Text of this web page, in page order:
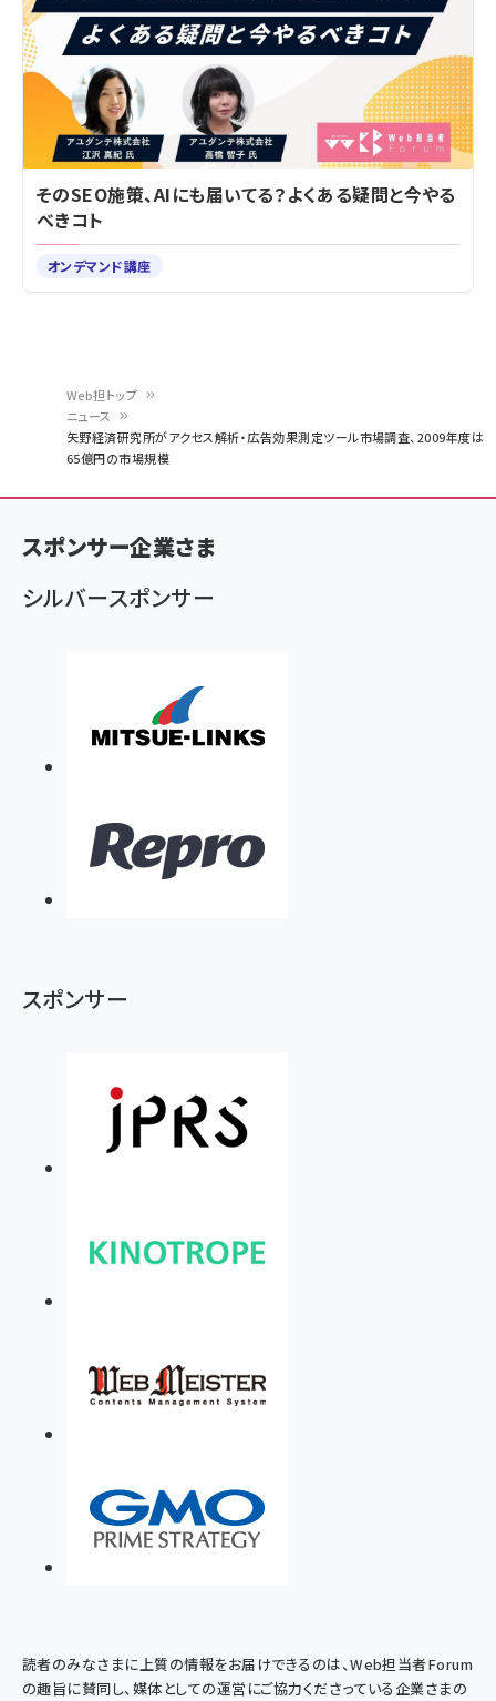
く
ず
Web担トップ
ニュース
矢野経済研究所がアクセス解析・広告効果測定ツール市場調査、2009年度は
65億円の市場規模
そのSEO施策、AIにも届いてる？よくある疑問と今やる
べきコト
オンデマンド講座
スポンサー企業さま
シルバースポンサー
スポンサー
読者のみなさまに上質の情報をお届けできるのは、Web担当者Forum
の趣旨に賛同し、媒体としての運営にご協力くださっている企業さまの